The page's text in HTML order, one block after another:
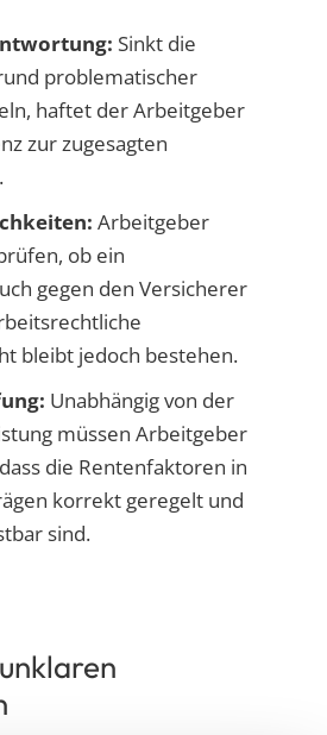
Sinkt die
problematischer
haftet der Arbeitgeber
zur zugesagten
Arbeitgeber
ob ein
gegen den Versicherer
bleibt jedoch bestehen.
Unabhängig von der
müssen Arbeitgeber
die Rentenfaktoren in
korrekt geregelt und
sind.